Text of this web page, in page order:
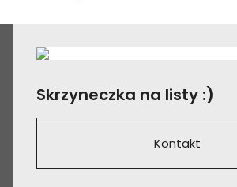
Skrzyneczka na listy :)
Kontakt